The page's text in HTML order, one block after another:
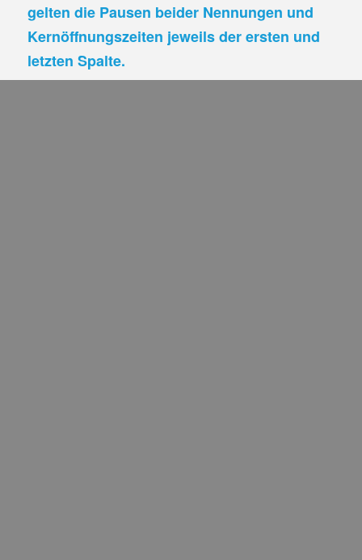
gelten die Pausen beider Nennungen und
Kernöffnungszeiten jeweils der ersten und
letzten Spalte.